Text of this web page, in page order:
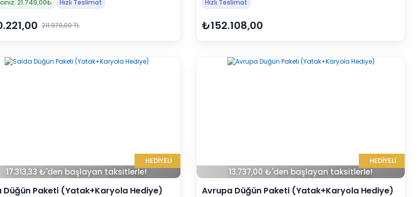
21.749,00₺ Hızlı Teslimat
211.970,00 TL
Hızlı Teslimat
₺152.108,00
HEDİYELİ
17.313,33 ₺'den başlayan taksitlerle!
Düğün Paketi (Yatak+Karyola Hediye)
HEDİYELİ
13.737,00 ₺'den başlayan taksitlerle!
Avrupa Düğün Paketi (Yatak+Karyola Hediye)